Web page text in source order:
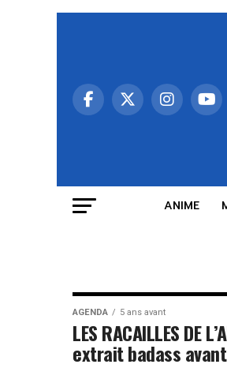
ANIME
AGENDA 5 ans avant
LES RACAILLES DE
extrait badass